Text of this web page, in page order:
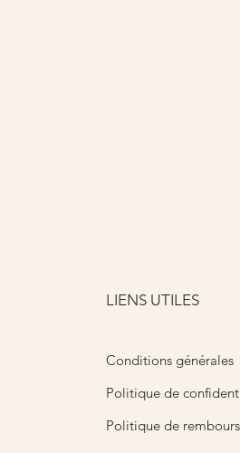
LIENS UTILES
Conditions générales
Politique de
Politique de